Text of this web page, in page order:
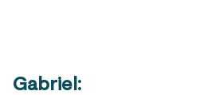
Gabriel: